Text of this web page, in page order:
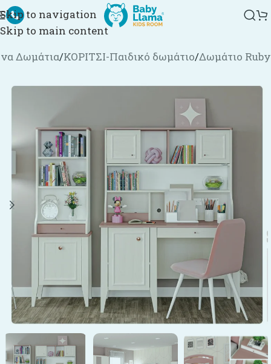
Skip to navigation
Skip to main content
Δωμάτια/ΚΟΡΙΤΣΙ-Παιδικό δωμάτιο/Δωμάτιο Ruby